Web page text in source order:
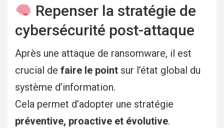
Repenser la stratégie de
cybersécurité post-attaque
Après une attaque de ransomware, il est
crucial de faire le point sur l’état global du
système d’information.
Cela permet d’adopter une stratégie
préventive, proactive et évolutive.